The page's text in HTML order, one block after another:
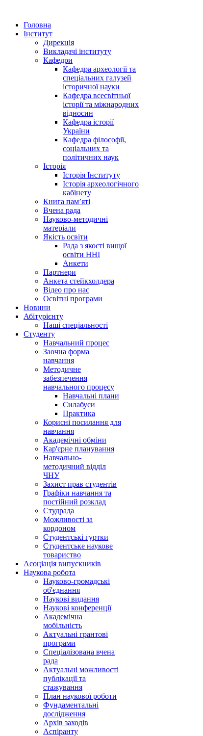
Головна
Інститут
Дирекція
Викладачі інституту
Кафедри
Кафедра археології та
спеціальних галузей
історичної науки
Кафедра всесвітньої
історії та міжнародних
відносин
Кафедра історії
України
Кафедра філософії,
соціальних та
політичних наук
Історія
Історія Інституту
Історія археологічного
кабінету
Книга памʼяті
Вчена рада
Науково-методичні
матеріали
Якість освіти
Рада з якості вищої
освіти ННІ
Анкети
Партнери
Анкета стейкхолдера
Відео про нас
Освітні програми
Hовини
Абітурієнту
Наші спеціальності
Студенту
Навчальний процес
Заочна форма
навчання
Методичне
забезпечення
навчального процесу
Навчальні плани
Силабуси
Практика
Корисні посилання для
навчання
Академічні обміни
Кар'єрне планування
Навчально-
методичний відділ
ЧНУ
Захист прав студентів
Графіки навчання та
постійний розклад
Студрада
Можливості за
кордоном
Студентські гуртки
Студентське наукове
товариство
Асоціація випускників
Наукова робота
Науково-громадські
об'єднання
Наукові видання
Наукові конференції
Академічна
мобільність
Актуальні грантові
програми
Спеціалізована вчена
рада
Актуальні можливості
публікації та
стажування
План наукової роботи
Фундаментальні
дослідження
Архів заходів
Аспіранту